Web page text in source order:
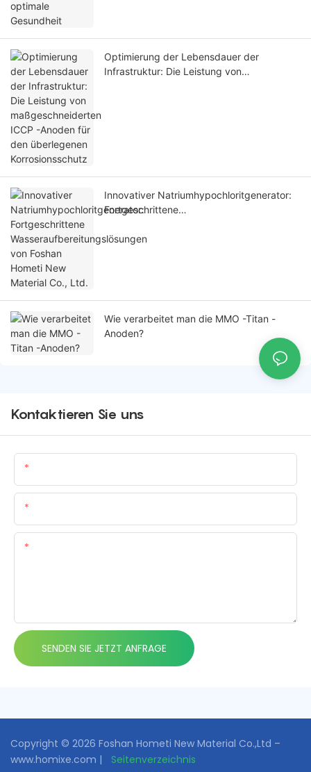
Optimierung der Lebensdauer der
Infrastruktur: Die Leistung von
Innovativer Natriumhypochloritgenerator:
Fortgeschrittene
Hometi New Material Co., Ltd.
Wie verarbeitet man die MMO -Titan -
Anoden?
Kontaktieren Sie uns
SENDEN SIE JETZT ANFRAGE
Copyright © 2026 Foshan Hometi New Material Co.,Ltd –
www.homixe.com |
Seitenverzeichnis